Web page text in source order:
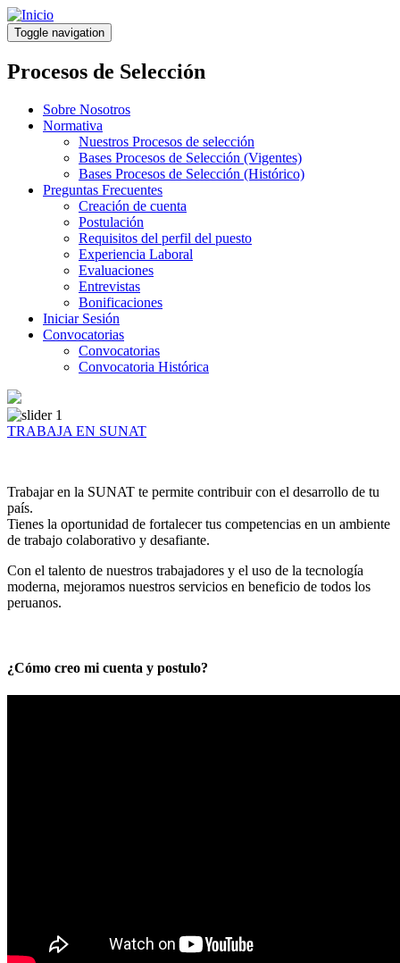
Pasar
al
contenido
principal
Toggle navigation
Procesos de Selección
Sobre Nosotros
Normativa
Nuestros Procesos de selección
Bases Procesos de Selección (Vigentes)
Bases Procesos de Selección (Histórico)
Preguntas Frecuentes
Creación de cuenta
Postulación
Requisitos del perfil del puesto
Experiencia Laboral
Evaluaciones
Entrevistas
Bonificaciones
Iniciar Sesión
Convocatorias
Convocatorias
Convocatoria Histórica
TRABAJA EN SUNAT
Trabajar en la SUNAT te permite contribuir con el desarrollo de tu
país.
Tienes la oportunidad de fortalecer tus competencias en un ambiente
de trabajo colaborativo y desafiante.
Con el talento de nuestros trabajadores y el uso de la tecnología
moderna, mejoramos nuestros servicios en beneficio de todos los
peruanos.
¿Cómo creo mi cuenta y postulo?